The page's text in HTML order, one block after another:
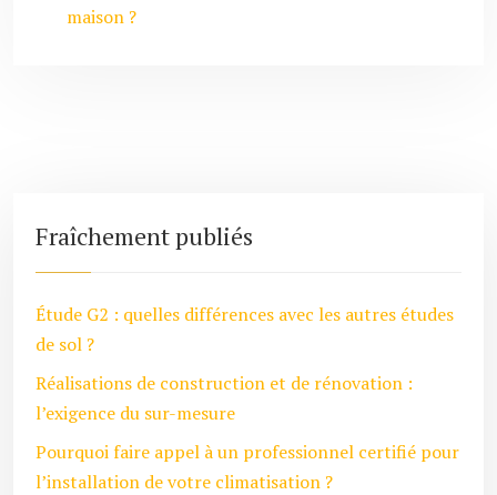
maison ?
Fraîchement publiés
Étude G2 : quelles différences avec les autres études
de sol ?
Réalisations de construction et de rénovation :
l’exigence du sur-mesure
Pourquoi faire appel à un professionnel certifié pour
l’installation de votre climatisation ?